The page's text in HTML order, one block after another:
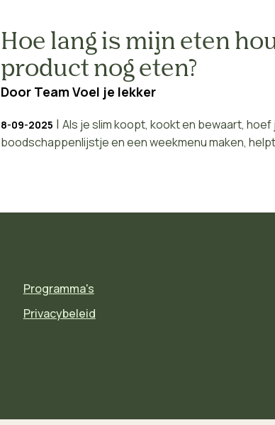
Hoe lang is mijn eten
product nog eten?
Door Team Voel je lekker
8-09-2025 | Als je slim koopt, kookt en bewaart,
boodschappenlijstje en een weekmenu maken, helpt
Programma's
Privacybeleid